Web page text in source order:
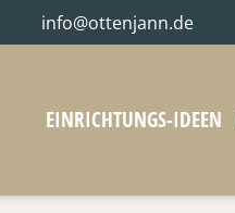
info@ottenjann.de
EINRICHTUNGS-IDEEN